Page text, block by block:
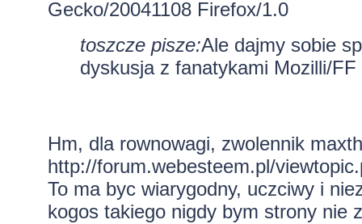
Gecko/20041108 Firefox/1.0
toszcze pisze:Ale dajmy sobie
dyskusja z fanatykami Mozilli/
Hm, dla rownowagi, zwolennik
http://forum.webesteem.pl/
To ma byc wiarygodny, uczciwy i
kogos takiego nigdy bym strony nie